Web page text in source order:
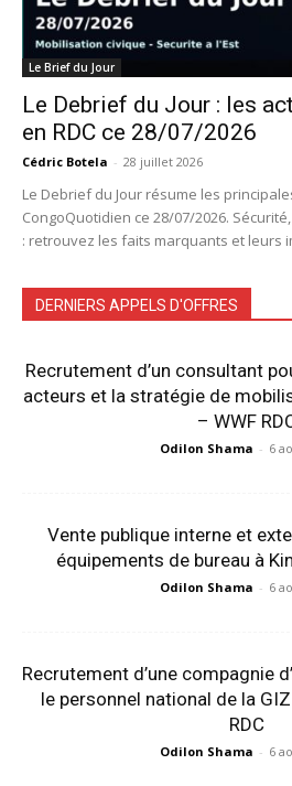
Le Brief du Jour
Le Debrief du Jour : les
en RDC ce 28/07/2026
Cédric Botela - 28 juillet 2026
Le Debrief du Jour résume les
CongoQuotidien ce 28/07/2026.
: retrouvez les faits marquants et leurs
DERNIERS APPELS D'OFFRES
Recrutement d’un consultant
acteurs et la stratégie de
– WWF
Odilon Shama - 6
Vente publique interne et
équipements de bureau à
Odilon Shama - 6
Recrutement d’une compagnie
le personnel national de la
RDC
Odilon Shama - 6